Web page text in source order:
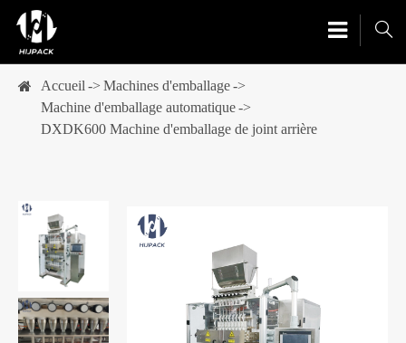

Accueil
Machines d'emballage
Machine d'emballage automatique
DXDK600 Machine d'emballage de joint arrière